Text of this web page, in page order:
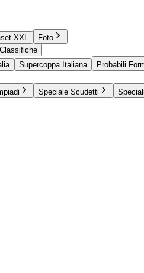
XXL
Foto
Supercoppa Italiana Probabili
Speciale Scudetti